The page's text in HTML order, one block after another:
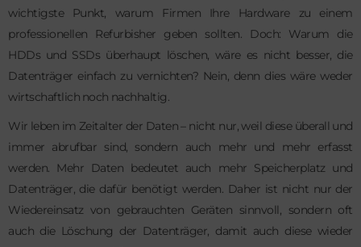
wichtigste Punkt, warum Firmen Ihre Hardware zu einem
professionellen Refurbisher geben sollten. Doch: Warum die
HDDs und SSDs überhaupt löschen, wäre es nicht besser, die
Datenträger einfach zu vernichten? Nein, denn dies wäre weder
wirtschaftlich noch nachhaltig.
Wir leben im Zeitalter der Daten – nicht nur, weil diese überall und
immer abrufbar sind, sondern auch mehr und mehr erfasst
werden. Mehr Daten bedeutet auch mehr Speicherplatz und
Datenträger, die dafür benötigt werden. Daher ist nicht nur der
Wiedereinsatz von gebrauchten Geräten sinnvoll, sondern oft
auch die Löschung der Datenträger, damit auch diese wieder